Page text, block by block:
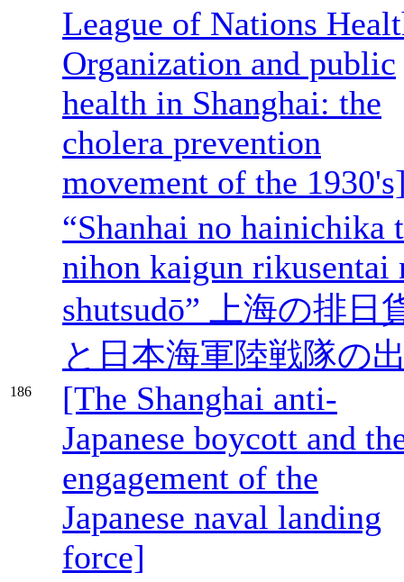
League of Nations
Organization and public
health in Shanghai: the
cholera prevention
movement of the
186
“Shanhai no hainichika
nihon kaigun rikusentai
shutsudō” 上海の排日
と日本海軍陸戦隊の
[The Shanghai anti-
Japanese boycott and
engagement of the
Japanese naval landing
force]